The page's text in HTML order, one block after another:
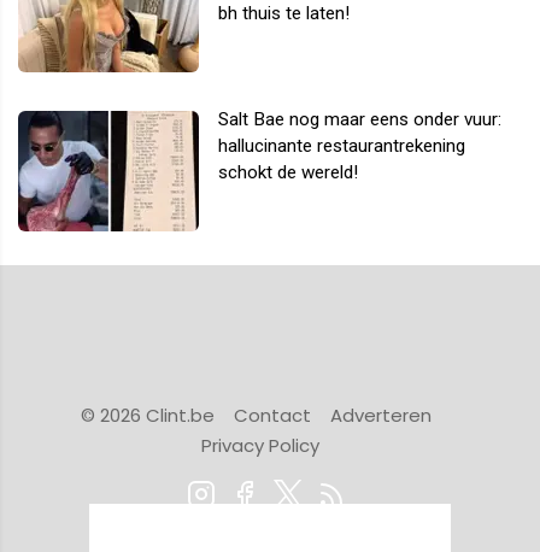
bh thuis te laten!
Salt Bae nog maar eens onder vuur:
hallucinante restaurantrekening
schokt de wereld!
© 2026 Clint.be Contact
Adverteren
Privacy Policy